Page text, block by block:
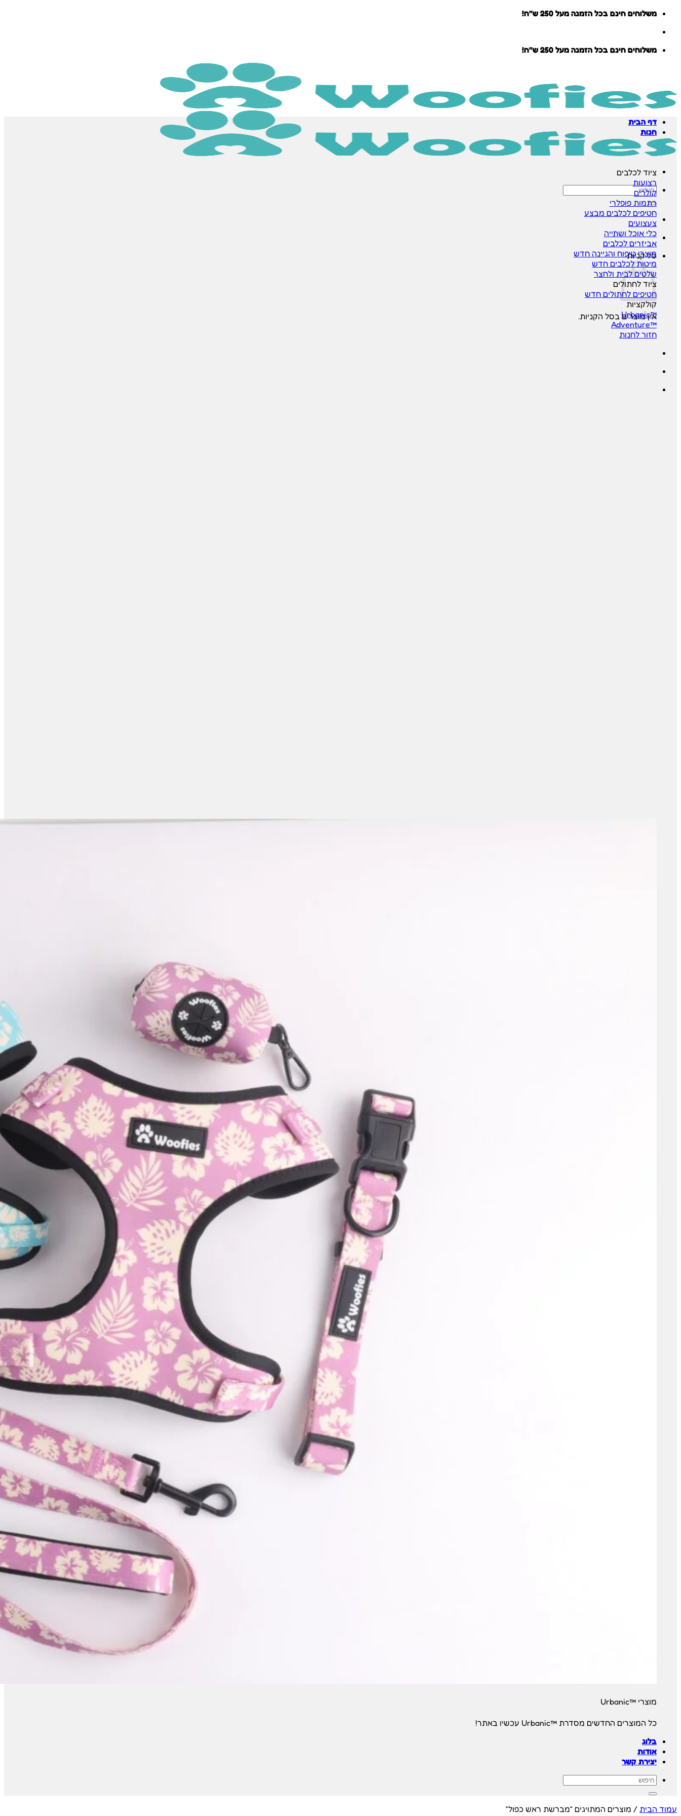
Skip
content
משלוחים חינם בכל הזמנה מעל 250 ש״ח!
משלוחים חינם בכל הזמנה מעל 250 ש״ח!
חיפוש
עבור:
סל קניות
אין מוצרים בסל הקניות.
חזור לחנות
דף הבית
חנות
ציוד לכלבים
רצועות
קולרים
רתמות
חטיפים לכלבים
צעצועים
כלי אוכל ושתייה
אביזרים לכלבים
מוצרי טיפוח והגיינה
מיטות לכלבים
שלטים לבית ולחצר
ציוד לחתולים
חטיפים לחתולים
קולקציות
™Urbanic
™Adventure
מוצרי ™Urbanic
כל המוצרים החדשים מסדרת ™Urbanic עכשיו באתר!
בלוג
אודות
יצירת קשר
חיפוש
עבור:
עמוד הבית / מוצרים המתויגים “מברשת ראש כפול”